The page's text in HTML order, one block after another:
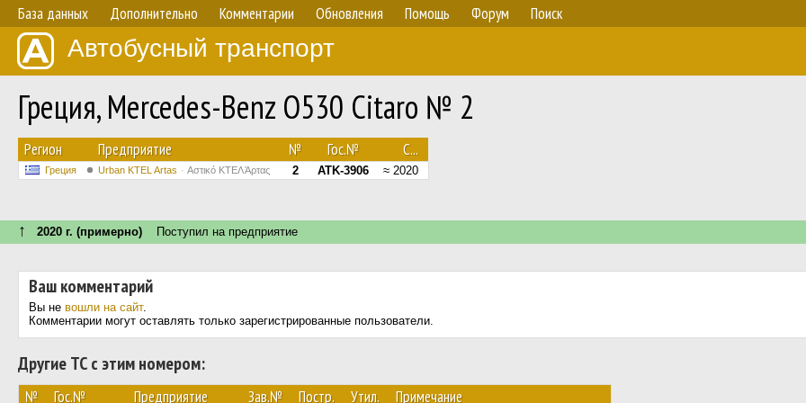
База данных Дополнительно Комментарии Обновления Помощь Форум Поиск
Автобусный транспорт
Греция, Mercedes-Benz O530 Citaro № 2
Регион Предприятие № Гос.№ С...
Греция Urban KTEL Artas Αστικό ΚΤΕΛ Άρτας 2 ATK-3906 ≈ 2020
↑ 2020 г. (примерно) Поступил на предприятие
Ваш комментарий
Вы не вошли на сайт.
Комментарии могут оставлять только зарегистрированные пользователи.
Другие ТС с этим номером:
№ Гос.№ Предприятие Зав.№ Постр. Утил. Примечание